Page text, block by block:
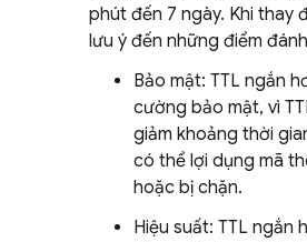
phút đến 7 ngày. Khi thay
lưu ý đến những điểm
Bảo mật: TTL ngắn
cường bảo mật, vì
giảm khoảng thời
có thể lợi dụng mã
hoặc bị chặn.
Hiệu suất: TTL ngắn